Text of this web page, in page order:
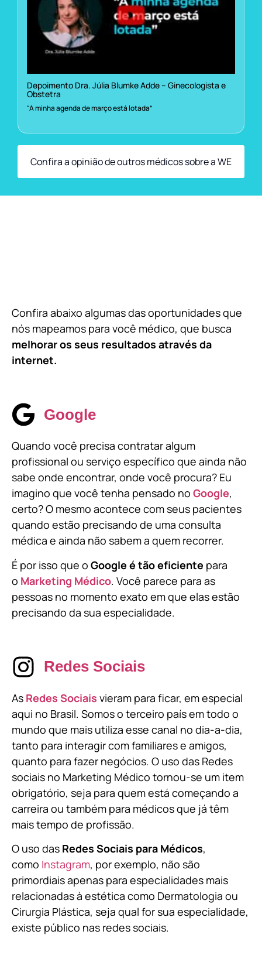
Depoimento Dra. Júlia Blumke Adde – Ginecologista e
Obstetra
“A minha agenda de março está lotada”
Confira a opinião de outros médicos sobre a WE
Confira abaixo algumas das oportunidades que
nós mapeamos para você médico, que busca
melhorar os seus resultados através da
internet.
Google
Quando você precisa contratar algum
profissional ou serviço específico que ainda não
sabe onde encontrar, onde você procura? Eu
imagino que você tenha pensado no Google,
certo? O mesmo acontece com seus pacientes
quando estão precisando de uma consulta
médica e ainda não sabem a quem recorrer.
É por isso que o Google é tão eficiente para
o Marketing Médico. Você parece para as
pessoas no momento exato em que elas estão
precisando da sua especialidade.
Redes Sociais
As Redes Sociais vieram para ficar, em especial
aqui no Brasil. Somos o terceiro país em todo o
mundo que mais utiliza esse canal no dia-a-dia,
tanto para interagir com familiares e amigos,
quanto para fazer negócios. O uso das Redes
sociais no Marketing Médico tornou-se um item
obrigatório, seja para quem está começando a
carreira ou também para médicos que já têm
mais tempo de profissão.
O uso das Redes Sociais para Médicos,
como Instagram, por exemplo, não são
primordiais apenas para especialidades mais
relacionadas à estética como Dermatologia ou
Cirurgia Plástica, seja qual for sua especialidade,
existe público nas redes sociais.